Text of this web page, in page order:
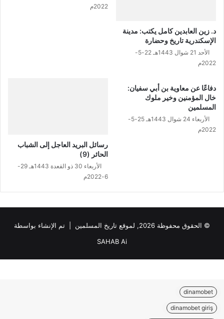
د. زين العابدين كامل يكتب: مدينة
الإسكندرية تاريخ وحضارة
الأحد 21 شوال 1443هـ 22-5-
2022م
2022م
دفاعًا عن معاوية بن أبي سفيان:
خال المؤمنين وخير ملوك
المسلمين
الأربعاء 24 شوال 1443هـ 25-5-
2022م
رسائل البريد العاجل إلى الشباب
الحائر (9)
الأربعاء 30 ذو القعدة 1443هـ 29-
6-2022م
© الحقوق محفوظة 2026, لموقع تاريخ المسلمين | تم الإنشاء بواسطة
SAHAB Ai
dinamobet
dinamobet giriş